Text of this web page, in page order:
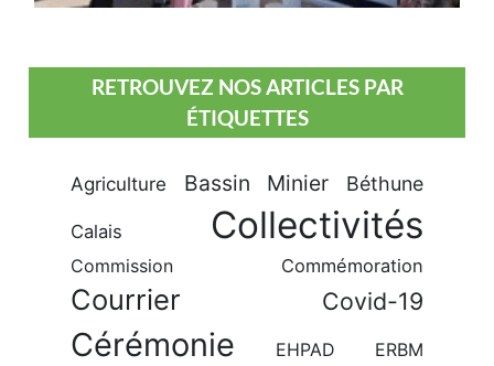
RETROUVEZ NOS ARTICLES PAR
ÉTIQUETTES
Agriculture Bassin Minier Béthune
Calais Collectivités
Commission Commémoration
Courrier Covid-19
Cérémonie EHPAD ERBM